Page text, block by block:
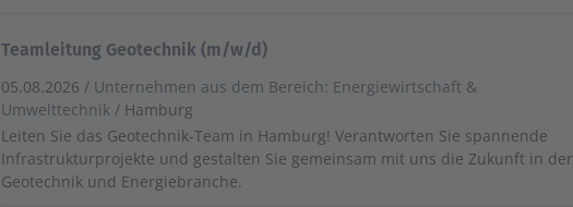
Teamleitung Geotechnik (m/w/d)
05.08.2026 / Unternehmen aus dem Bereich: Energiewirtschaft &
Umwelttechnik / Hamburg
Leiten Sie das Geotechnik-Team in Hamburg! Verantworten Sie spannende
Infrastrukturprojekte und gestalten Sie gemeinsam mit uns die Zukunft in der
Geotechnik und Energiebranche.